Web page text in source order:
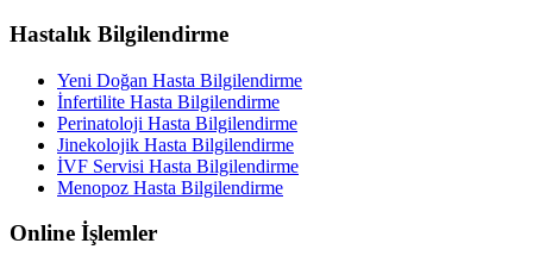
Hastalık Bilgilendirme
Yeni Doğan Hasta Bilgilendirme
İnfertilite Hasta Bilgilendirme
Perinatoloji Hasta Bilgilendirme
Jinekolojik Hasta Bilgilendirme
İVF Servisi Hasta Bilgilendirme
Menopoz Hasta Bilgilendirme
Online İşlemler